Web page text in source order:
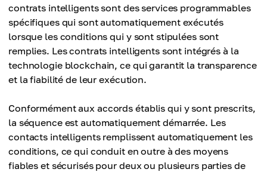
contrats intelligents sont des services programmables
spécifiques qui sont automatiquement exécutés
lorsque les conditions qui y sont stipulées sont
remplies. Les contrats intelligents sont intégrés à la
technologie blockchain, ce qui garantit la transparence
et la fiabilité de leur exécution.
Conformément aux accords établis qui y sont prescrits,
la séquence est automatiquement démarrée. Les
contacts intelligents remplissent automatiquement les
conditions, ce qui conduit en outre à des moyens
fiables et sécurisés pour deux ou plusieurs parties de